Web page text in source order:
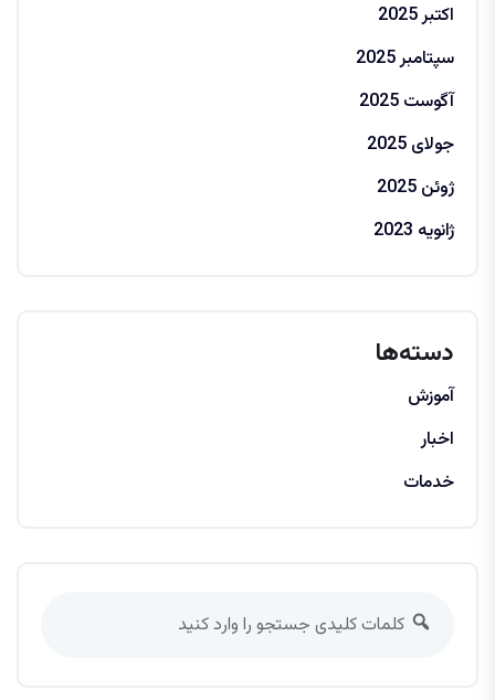
اکتبر 2025
سپتامبر 2025
آگوست 2025
جولای 2025
ژوئن 2025
ژانویه 2023
دسته‌ها
آموزش
اخبار
خدمات